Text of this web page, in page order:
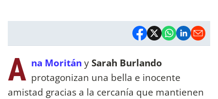
A na Moritán ySarah Burlando
protagonizan una bella e inocente
amistad gracias a la cercanía que mantienen